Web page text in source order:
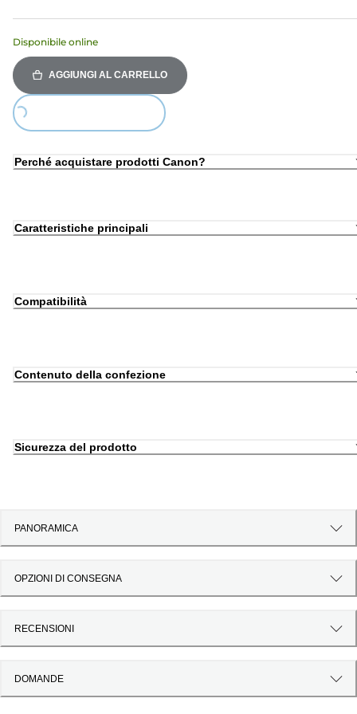
Disponibile online
AGGIUNGI AL CARRELLO
Loading...
Perché acquistare prodotti Canon?
Caratteristiche principali
Compatibilità
Contenuto della confezione
Sicurezza del prodotto
PANORAMICA
OPZIONI DI CONSEGNA
RECENSIONI
DOMANDE